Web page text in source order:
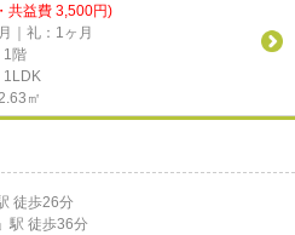
共益費 3,500円)
｜礼：1ヶ月
1階
1LDK
㎡
徒歩26分
」駅 徒歩36分